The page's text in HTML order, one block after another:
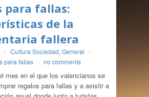
para fallas:
de la
fallera
- Cultura Sociedad, General -
para fallas - no comments
mes en el que los valencianos se
regalos para fallas y a asistir a